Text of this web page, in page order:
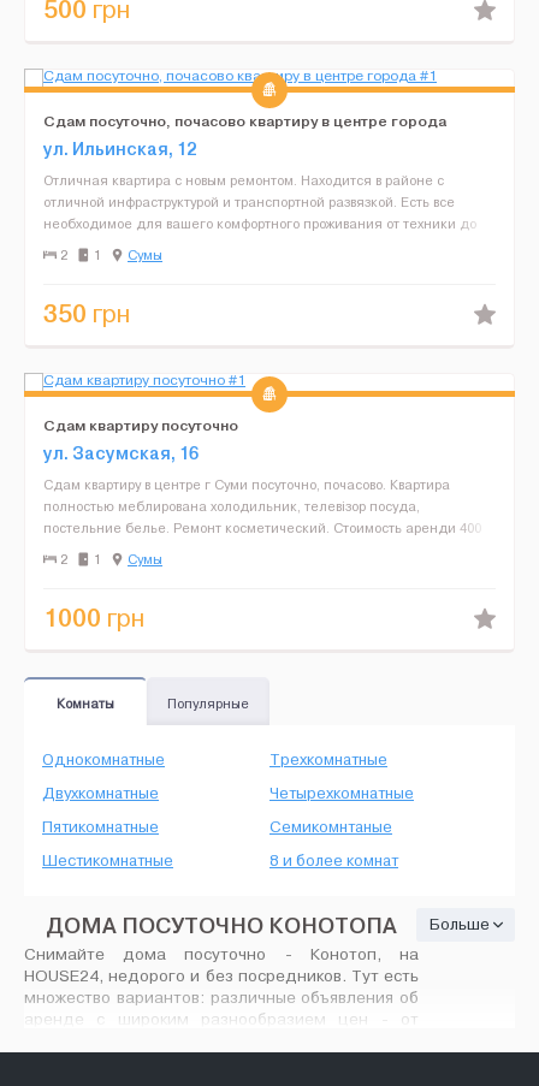
500 грн
Сдам посуточно, почасово квартиру в центре города
ул. Ильинская, 12
Отличная квартира с новым ремонтом. Находится в районе с
отличной инфраструктурой и транспортной развязкой. Есть все
необходимое для вашего комфортного проживания от техники до
банных пренадлежностей. Постоянным клиентам скидки. Н...
2 1 Сумы
350 грн
Сдам квартиру посуточно
ул. Засумская, 16
Сдам квартиру в центре г Суми посуточно, почасово. Квартира
полностью меблирована холодильник, телевізор посуда,
постельние белье. Ремонт косметический. Стоимость аренди 400
грн/сут. Почасово первий час 200, каждий последующий 35 ...
2 1 Сумы
1000 грн
Комнаты Популярные
Однокомнатные
Двухкомнатные
Трехкомнатные
Четырехкомнатные
Пятикомнатные
Шестикомнатные
Семикомнтаные
8 и более комнат
ДОМА ПОСУТОЧНО КОНОТОПА
Снимайте дома посуточно - Конотоп, на
HOUSE24, недорого и без посредников. Тут есть
множество вариантов: различные объявления об
аренде с широким разнообразием цен - от
Больше